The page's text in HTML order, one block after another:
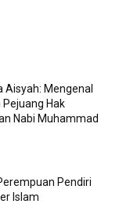
Aisyah: Mengenal
Hak
Nabi Muhammad
Pendiri
Islam